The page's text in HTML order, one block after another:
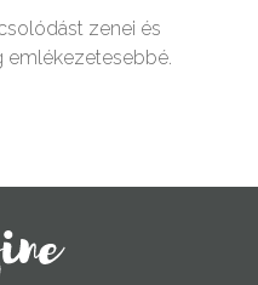
zenei és
emlékezetesebbé.